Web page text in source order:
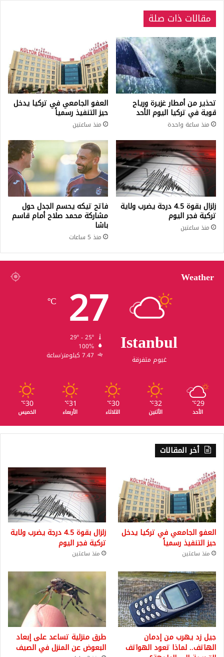
مقالات ذات صلة
تحذير من أمطار غزيرة ورياح
قوية في تركيا اليوم الأحد
منذ ساعة واحدة
العفو الجامعي في تركيا يدخل
حيز التنفيذ رسمياً
منذ ساعتين
زلزال بقوة 4.5 درجة يضرب ولاية
تركية فجر اليوم
منذ ساعتين
فاتح تيكه يحسم الجدل حول
مشاركة محمد صلاح أمام قاسم
باشا
منذ 5 ساعات
Weather
Istanbul
غيوم متفرقة
27
℃
100%
7.47 كيلومتر/ساعة
29
℃
الأحد
32
℃
الأثنين
30
℃
الثلاثاء
31
℃
الأربعاء
30
℃
الخميس
أخر المقالات
العفو الجامعي في تركيا يدخل
حيز التنفيذ رسمياً
منذ ساعتين
زلزال بقوة 4.5 درجة يضرب ولاية
تركية فجر اليوم
منذ ساعتين
جيل زد يهرب من إدمان
الهاتف.. لماذا تعود الهواتف
طرق منزلية تساعد على إبعاد
البعوض عن المنزل في الصيف